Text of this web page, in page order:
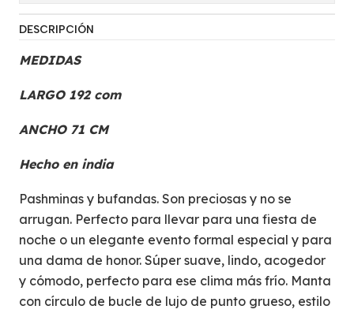
DESCRIPCIÓN
MEDIDAS
LARGO 192 com
ANCHO 71 CM
Hecho en india
Pashminas y bufandas. Son preciosas y no se
arrugan. Perfecto para llevar para una fiesta de
noche o un elegante evento formal especial y para
una dama de honor. Súper suave, lindo, acogedor
y cómodo, perfecto para ese clima más frío. Manta
con círculo de bucle de lujo de punto grueso, estilo